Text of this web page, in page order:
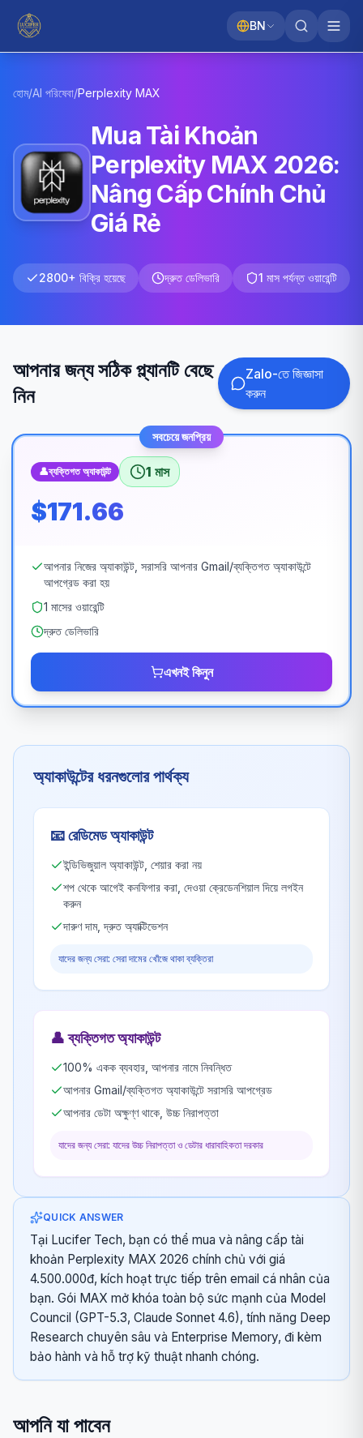
BN
হোম/AI পরিষেবা/Perplexity MAX
Mua Tài Khoản
Perplexity MAX 2026:
Nâng Cấp Chính Chủ
Giá Rẻ
2800+ বিক্রি হয়েছে দ্রুত ডেলিভারি 1 মাস পর্যন্ত ওয়ারেন্টি
আপনার জন্য সঠিক প্ল্যানটি বেছে
নিন
Zalo-তে জিজ্ঞাসা
করুন
সবচেয়ে জনপ্রিয়
👤ব্যক্তিগত অ্যাকাউন্ট 1 মাস
$171.66
আপনার নিজের অ্যাকাউন্ট, সরাসরি আপনার Gmail/ব্যক্তিগত অ্যাকাউন্টে
আপগ্রেড করা হয়
1 মাসের ওয়ারেন্টি
দ্রুত ডেলিভারি
এখনই কিনুন
অ্যাকাউন্টের ধরনগুলোর পার্থক্য
📧রেডিমেড অ্যাকাউন্ট
ইন্ডিভিজুয়াল অ্যাকাউন্ট, শেয়ার করা নয়
শপ থেকে আগেই কনফিগার করা, দেওয়া ক্রেডেনশিয়াল দিয়ে লগইন
করুন
দারুণ দাম, দ্রুত অ্যাক্টিভেশন
যাদের জন্য সেরা: সেরা দামের খোঁজে থাকা ব্যক্তিরা
👤ব্যক্তিগত অ্যাকাউন্ট
100% একক ব্যবহার, আপনার নামে নিবন্ধিত
আপনার Gmail/ব্যক্তিগত অ্যাকাউন্টে সরাসরি আপগ্রেড
আপনার ডেটা অক্ষুণ্ণ থাকে, উচ্চ নিরাপত্তা
যাদের জন্য সেরা: যাদের উচ্চ নিরাপত্তা ও ডেটার ধারাবাহিকতা দরকার
QUICK ANSWER
Tại Lucifer Tech, bạn có thể mua và nâng cấp tài
khoản Perplexity MAX 2026 chính chủ với giá
4.500.000đ, kích hoạt trực tiếp trên email cá nhân của
bạn. Gói MAX mở khóa toàn bộ sức mạnh của Model
Council (GPT-5.3, Claude Sonnet 4.6), tính năng Deep
Research chuyên sâu và Enterprise Memory, đi kèm
bảo hành và hỗ trợ kỹ thuật nhanh chóng.
আপনি যা পাবেন